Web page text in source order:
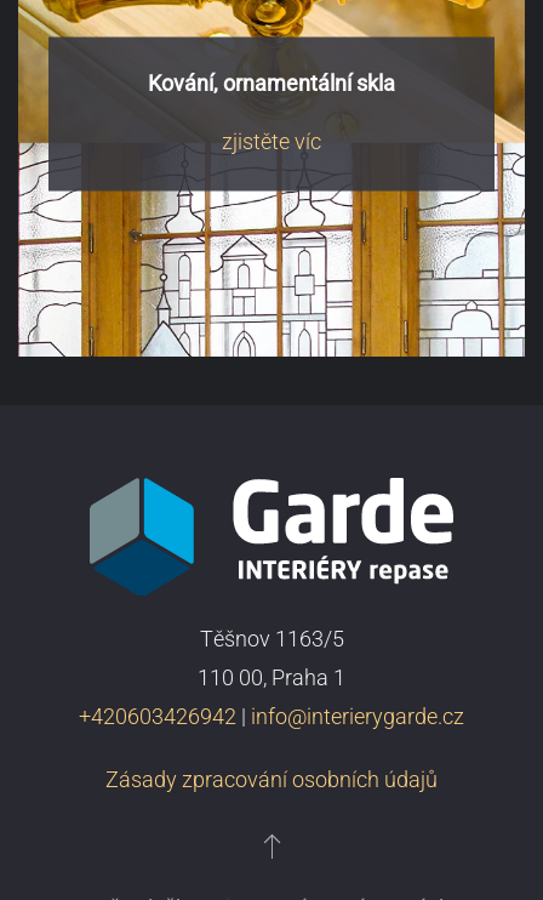
Kování, ornamentální skla
zjistěte víc
Těšnov 1163/5
110 00, Praha 1
+420603426942 | info@interierygarde.cz
Zásady zpracování osobních údajů